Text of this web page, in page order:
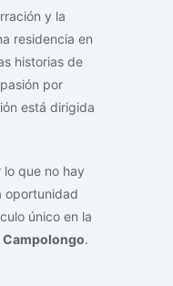
y la
residencia en
historias de
por
está dirigida
que no hay
oportunidad
único en la
Campolongo.